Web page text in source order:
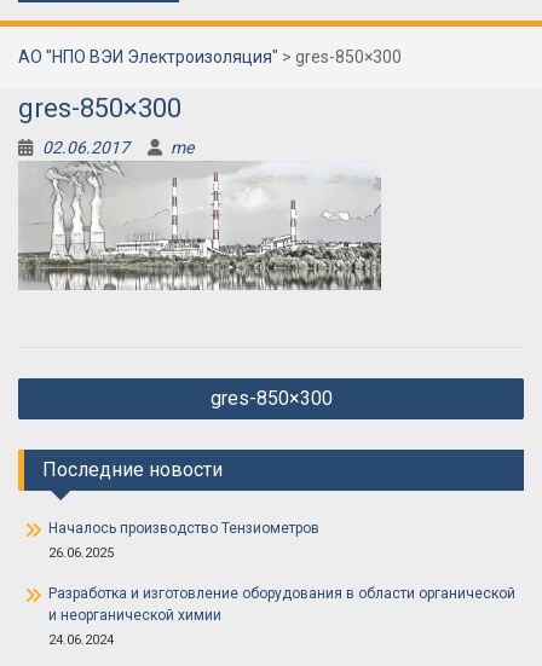
АО "НПО ВЭИ Электроизоляция" > gres-850×300
gres-850×300
02.06.2017 me
Навигация
по
записям
gres-850×300
Последние новости
Началось производство Тензиометров
26.06.2025
Разработка и изготовление оборудования в области органической
и неорганической химии
24.06.2024